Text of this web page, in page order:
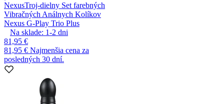
NexusTroj-dielny Set farebných
Vibračných Análnych Kolíkov
Nexus G-Play Trio Plus
Na sklade: 1-2 dni
81,95 €
81,95 € Najmenšia cena za
posledných 30 dní.